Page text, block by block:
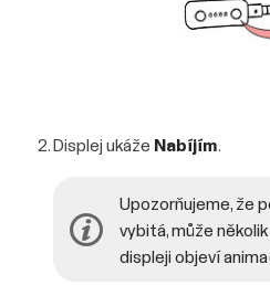
Displej ukáže Nabíjím.
Upozorňujeme, že
vybitá, může
displeji objeví